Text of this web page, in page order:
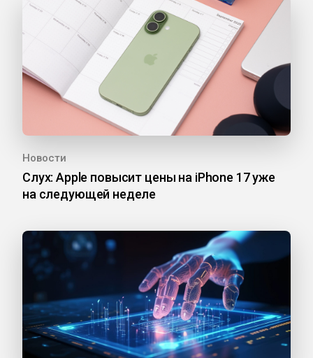
Новости
Слух: Apple повысит цены на iPhone 17 уже
на следующей неделе